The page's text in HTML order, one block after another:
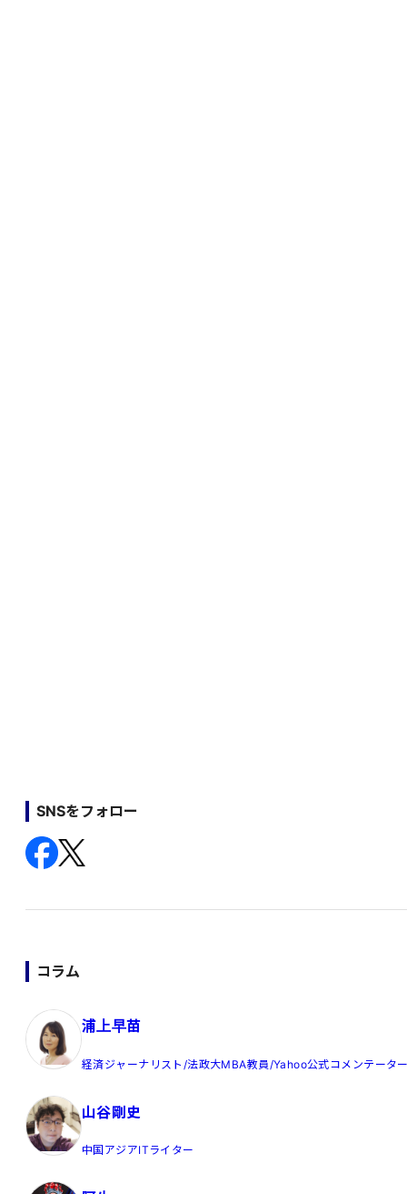
SNSをフォロー
コラム
浦上早苗
経済ジャーナリスト/法政大MBA教員/Yahoo公式コメンテータ
山谷剛史
中国アジアITライター